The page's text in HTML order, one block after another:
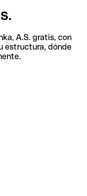
A.S. gratis, con
estructura, dónde